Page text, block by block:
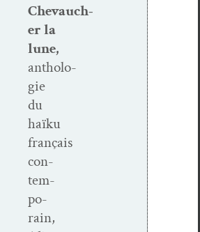
Chevauch­
er la
lune,
antholo­
gie
du
haïku
français
con­
tem­
po­
rain,